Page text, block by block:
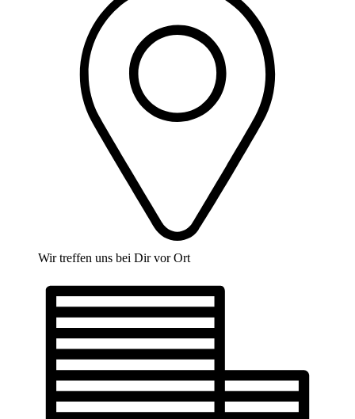
Wir treffen uns bei Dir vor Ort